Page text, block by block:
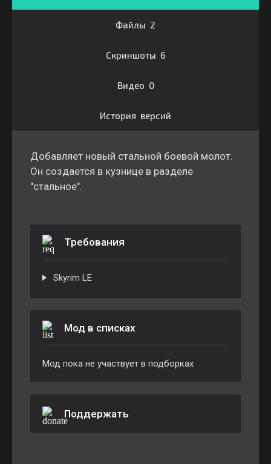
Файлы 2
Скриншоты 6
Видео 0
История версий
Добавляет новый стальной боевой молот.
Он создается в кузнице в разделе
"стальное".
Требования
Skyrim LE
Мод в списках
Мод пока не участвует в подборках
Поддержать